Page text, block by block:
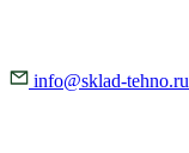
info@sklad-tehno.ru